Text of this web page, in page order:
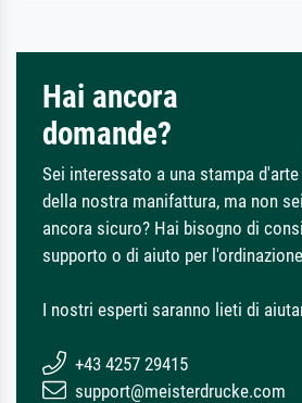
Hai ancora
domande?
Sei interessato a una stampa d'arte
della nostra manifattura, ma non sei
ancora sicuro? Hai bisogno di
supporto o di aiuto per
I nostri esperti saranno lieti di
+43 4257 29415
support@meisterdrucke.com